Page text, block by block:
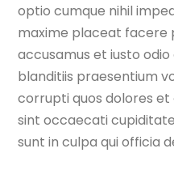
optio cumque nihil
maxime placeat facere
accusamus et iusto odio
blanditiis praesentium
corrupti quos dolores
sint occaecati
sunt in culpa qui officia